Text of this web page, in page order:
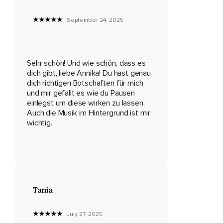
Sondern auf dein gesamtes Leben auswirken.
Folge jederzeit deinem Impuls und tauche so tief wie
möglich ins Fühlen ein.
Mache es dir nun richtig gemütlich,
Entweder im Sitzen oder im Liegen.
nur für dich.
September 24, 2025
Sehr schön! Und wie schön, dass es
dich gibt, liebe Annika! Du hast genau
dich richtigen Botschaften für mich
und mir gefällt es wie du Pausen
einlegst um diese wirken zu lassen.
Auch die Musik im Hintergrund ist mir
wichtig.
Tania
July 27, 2025